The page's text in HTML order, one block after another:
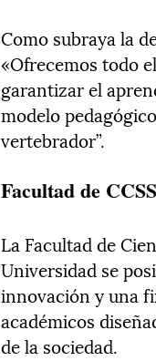
Como subraya la
«Ofrecemos todo
garantizar el
modelo
vertebrador”.
Facultad de
La Facultad de
Universidad se
innovación y una
académicos
de la sociedad.